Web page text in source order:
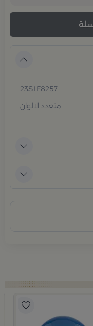
23SLF8257
متعدد الالوان